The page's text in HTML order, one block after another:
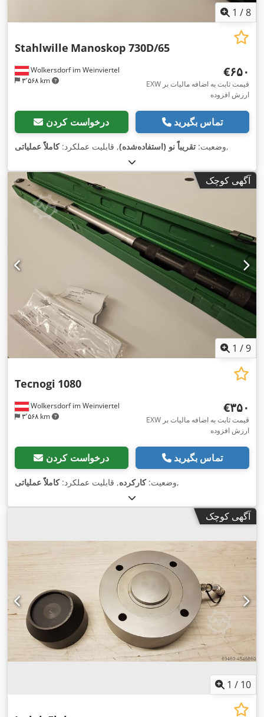
1 /8
Wolkersdorf im Weinviertel
۳٬۵۶۸ km
Stahlwille Manoskop 730D/65
‎€۶۵۰
EXW قیمت ثابت به اضافه مالیات بر
ارزش افزوده
درخواست کردن تماس بگیرید
وضعیت: تقریباً نو (استفاده‌شده), قابلیت عملکرد:کاملاً عملیاتی ,
آگهی کوچک
1 /9
Wolkersdorf im Weinviertel
۳٬۵۶۸ km
Tecnogi 1080
‎€۳۵۰
EXW قیمت ثابت به اضافه مالیات بر
ارزش افزوده
درخواست کردن تماس بگیرید
وضعیت:کارکرده, قابلیت عملکرد:کاملاً عملیاتی ,
آگهی کوچک
1 / 10